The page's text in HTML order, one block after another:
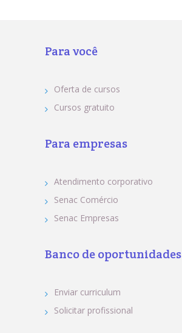
Para você
Oferta de cursos
Cursos gratuito
Para empresas
Atendimento corporativo
Senac Comércio
Senac Empresas
Banco de oportunidades
Enviar curriculum
Solicitar profissional